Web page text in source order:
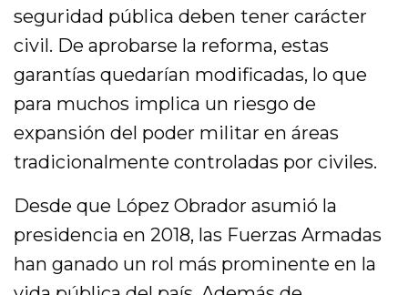
seguridad pública deben tener carácter
civil. De aprobarse la reforma, estas
garantías quedarían modificadas, lo que
para muchos implica un riesgo de
expansión del poder militar en áreas
tradicionalmente controladas por civiles.
Desde que López Obrador asumió la
presidencia en 2018, las Fuerzas Armadas
han ganado un rol más prominente en la